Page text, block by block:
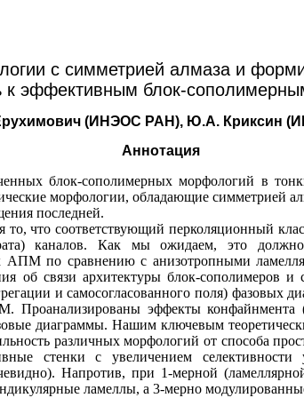
с симметрией алмаза и
к эффективным блок-
(ИНЭОС РАН), Ю.А. Криксин
Аннотация
блок-сополимерных морфологий в
морфологии, обладающие симметрией
последней.
что соответствующий перколяционный
каналов. Как мы ожидаем, это
АПМ по сравнению с анизотропными
об связи архитектуры блок-сополимеров
и самосогласованного поля) фазовых
Проанализированы эффекты конфайнмента
диаграммы. Нашим ключевым
различных морфологий от способа
стенки с увеличением селективности
Напротив, при 1-мерной
ламеллы, а 3-мерно